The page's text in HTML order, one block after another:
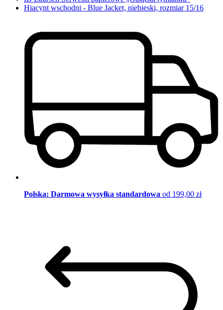
Hiacynt wschodni - Blue Jacket, niebieski, rozmiar 15/16
Polska: Darmowa wysyłka standardowa od 199,00 zł